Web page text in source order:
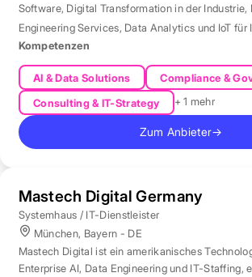
Software, Digital Transformation in der Industrie,
Engineering Services, Data Analytics und IoT für
Kompetenzen
AI & Data Solutions
Compliance &
Consulting & IT-Strategy
+ 1 mehr
Zum Anbieter→
Mastech Digital Germany
Systemhaus / IT-Dienstleister
München, Bayern - DE
Mastech Digital ist ein amerikanisches
Enterprise AI, Data Engineering und IT-Staffing,